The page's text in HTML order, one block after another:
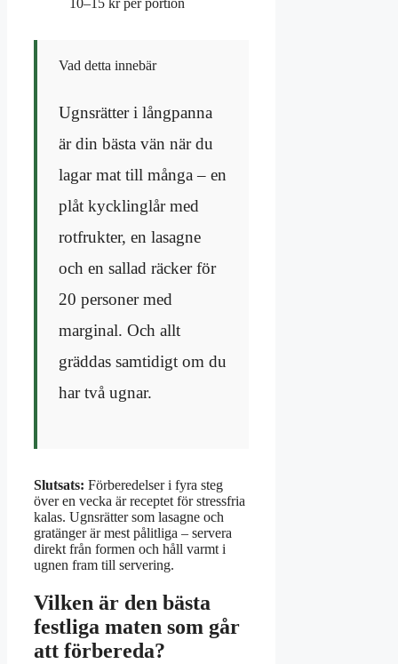
10–15 kr per portion
Vad detta innebär
Ugnsrätter i långpanna
är din bästa vän när du
lagar mat till många – en
plåt kycklinglår med
rotfrukter, en lasagne
och en sallad räcker för
20 personer med
marginal. Och allt
gräddas samtidigt om du
har två ugnar.
Slutsats: Förberedelser i fyra steg
över en vecka är receptet för stressfria
kalas. Ugnsrätter som lasagne och
gratänger är mest pålitliga – servera
direkt från formen och håll varmt i
ugnen fram till servering.
Vilken är den bästa
festliga maten som går
att förbereda?